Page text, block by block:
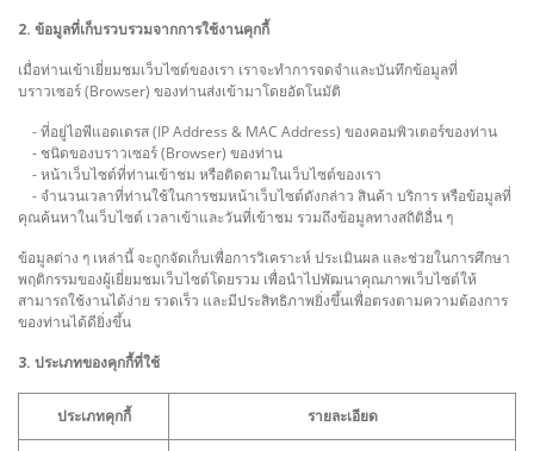
2. ข้อมูลที่เก็บรวบรวมจากการใช้งานคุกกี้
เมื่อท่านเข้าเยี่ยมชมเว็บไซต์ของเรา เราจะทำการจดจำและบันทึกข้อมูลที่
บราวเซอร์ (Browser) ของท่านส่งเข้ามาโดยอัตโนมัติ
- ที่อยู่ไอพีแอดเดรส (IP Address & MAC Address) ของคอมพิวเตอร์ของท่าน
- ชนิดของบราวเซอร์ (Browser) ของท่าน
- หน้าเว็บไซต์ที่ท่านเข้าชม หรือติดตามในเว็บไซต์ของเรา
- จำนวนเวลาที่ท่านใช้ในการชมหน้าเว็บไซต์ดังกล่าว สินค้า บริการ หรือข้อมูลที่
คุณค้นหาในเว็บไซต์ เวลาเข้าและวันที่เข้าชม รวมถึงข้อมูลทางสถิติอื่น ๆ
ข้อมูลต่าง ๆ เหล่านี้ จะถูกจัดเก็บเพื่อการวิเคราะห์ ประเมินผล และช่วยในการศึกษา
พฤติกรรมของผู้เยี่ยมชมเว็บไซต์โดยรวม เพื่อนำไปพัฒนาคุณภาพเว็บไซต์ให้
สามารถใช้งานได้ง่าย รวดเร็ว และมีประสิทธิภาพยิ่งขึ้นเพื่อตรงตามความต้องการ
ของท่านได้ดียิ่งขึ้น
3. ประเภทของคุกกี้ที่ใช้
ประเภทคุกกี้ รายละเอียด